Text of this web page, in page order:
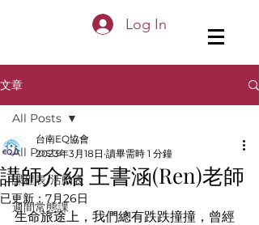
Log In
文章
All Posts
課程表/活動表
週間常態課
All Posts
講師介紹 王書涵(Ren)老師
台南EQ協會
2023年3月18日 讀畢需時 1 分鐘
已更新： 7月26日
生命旅途上，我們總有跌跌撞撞，曾經